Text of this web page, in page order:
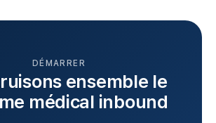
DÉMARRER
ensemble le
médical inbound